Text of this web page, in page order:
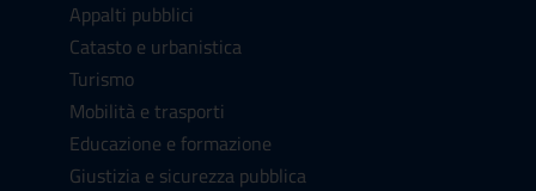
Appalti pubblici
Catasto e urbanistica
Turismo
Mobilità e trasporti
Educazione e formazione
Giustizia e sicurezza pubblica